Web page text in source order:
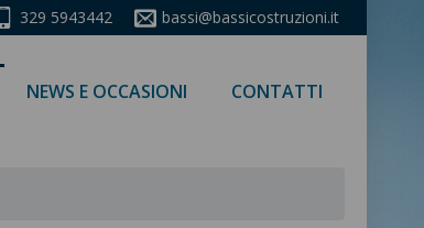
329 5943442 bassi@bassicostruzioni.it
NEWS E OCCASIONI CONTATTI